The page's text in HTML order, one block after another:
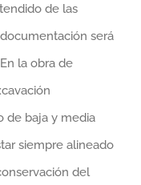
de las
será
la obra de
de baja y media
siempre alineado
del